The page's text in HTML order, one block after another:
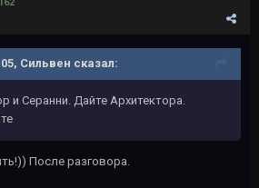
Сильвен сказал:
и Серанни. Дайте Архитектора.
После разговора.